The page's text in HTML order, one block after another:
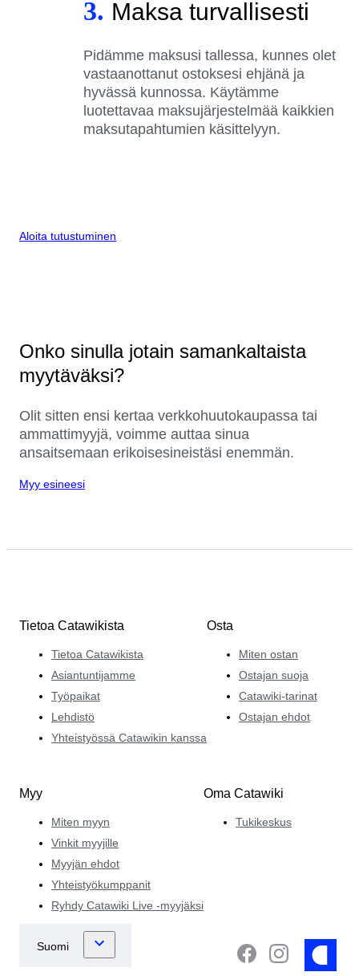
3. Maksa turvallisesti
Pidämme maksusi tallessa, kunnes olet
vastaanottanut ostoksesi ehjänä ja
hyvässä kunnossa. Käytämme
luotettavaa maksujärjestelmää kaikkien
maksutapahtumien käsittelyyn.
Aloita tutustuminen
Onko sinulla jotain samankaltaista
myytäväksi?
Olit sitten ensi kertaa verkkohuutokaupassa tai
ammattimyyjä, voimme auttaa sinua
ansaitsemaan erikoisesineistäsi enemmän.
Myy esineesi
Tietoa Catawikista
Tietoa Catawikista
Asiantuntijamme
Työpaikat
Lehdistö
Yhteistyössä Catawikin kanssa
Osta
Miten ostan
Ostajan suoja
Catawiki-tarinat
Ostajan ehdot
Myy
Miten myyn
Vinkit myyjille
Myyjän ehdot
Yhteistyökumppanit
Ryhdy Catawiki Live -myyjäksi
Oma Catawiki
Tukikeskus